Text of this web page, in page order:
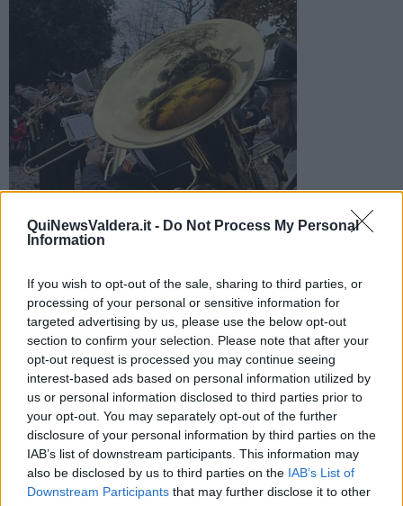
QuiNewsValdera.it - Do Not Process My Personal
Information
If you wish to opt-out of the sale, sharing to third parties, or
processing of your personal or sensitive information for
targeted advertising by us, please use the below opt-out
section to confirm your selection. Please note that after your
opt-out request is processed you may continue seeing
interest-based ads based on personal information utilized by
us or personal information disclosed to third parties prior to
your opt-out. You may separately opt-out of the further
disclosure of your personal information by third parties on the
IAB’s list of downstream participants. This information may
also be disclosed by us to third parties on the IAB’s List of
Downstream Participants that may further disclose it to other
La sera di sabato 17 dicembre si terrà il concerto per gli auguri
di Natale con la presentazione ed esibizione degli allievi della
scuola di musica
PALAIA —Sabato 17 dicembre alle 21,30 al cinema teatro Don
Vegni labanda localesi esibirà in una serata di intrattenimento
musicale per augurare buone feste alla popolazione e agli
appassionati di musica.
Un evento diventato ormai un appuntamento fisso di questo
periodo festivo, al quale ogni anno accorrono molti cittadini per
passare una bella serata in compagnia della musica suonata dalla
banda del paese.